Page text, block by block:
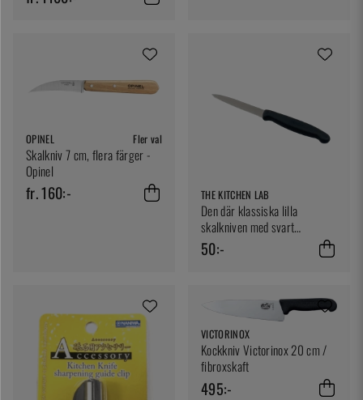
OPINEL Fler val
Skalkniv 7 cm, flera färger -
Opinel
fr. 160:- THE KITCHEN LAB
Den där klassiska lilla
skalkniven med svart
plasthandtag - The Kitchen Lab
50:-
VICTORINOX
Kockkniv Victorinox 20 cm /
fibroxskaft
495:-